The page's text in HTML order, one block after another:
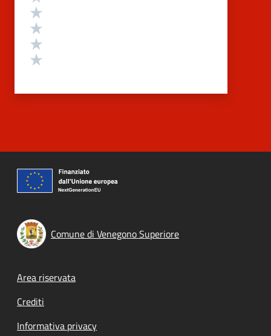
Comune di Venegono Superiore
Footer menu
Area riservata
Crediti
Informativa privacy